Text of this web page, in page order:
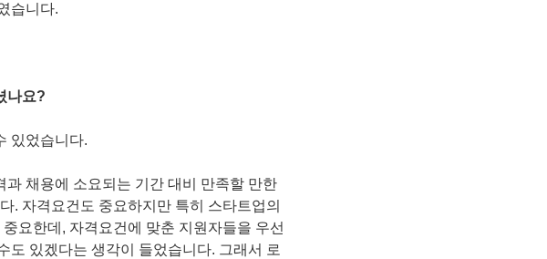
습니다.
나요?
있었습니다.
채용에 소요되는 기간 대비 만족할 만한
. 자격요건도 중요하지만 특히 스타트업의
요한데, 자격요건에 맞춘 지원자들을 우선
도 있겠다는 생각이 들었습니다. 그래서 로